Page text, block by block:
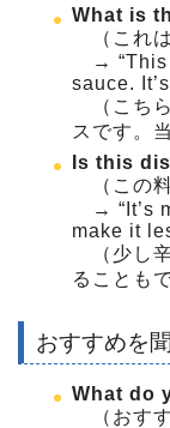
What is
（これは
→ “This
sauce.
（こちら
スです。
Is this
（この料
→ “It’s
make it
（少し辛
ることも
おすすめを
What do
（おすす